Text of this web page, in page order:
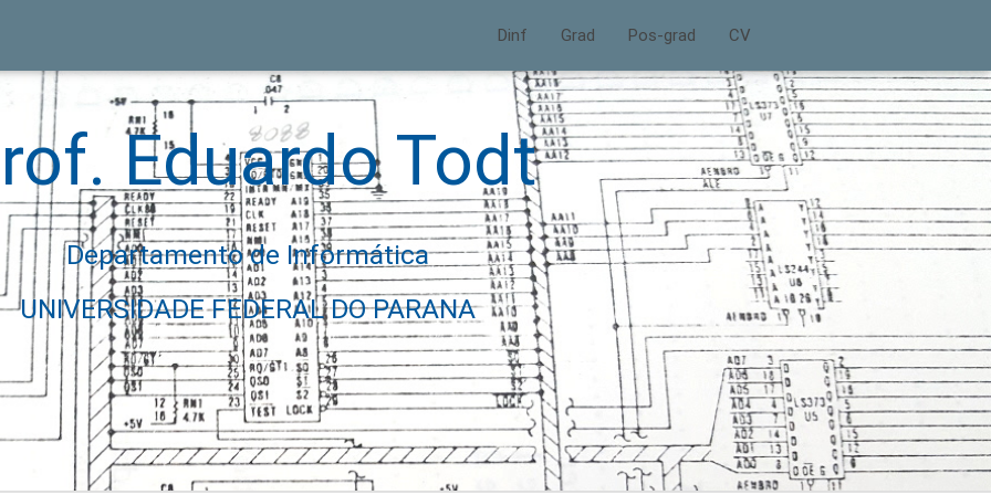
Dinf Grad Pos-grad CV
Eduardo Todt
Departamento de Informática
UNIVERSIDADE FEDERAL DO PARANA